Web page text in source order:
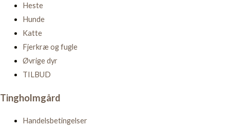
Heste
Hunde
Katte
Fjerkræ og fugle
Øvrige dyr
TILBUD
Tingholmgård
Handelsbetingelser